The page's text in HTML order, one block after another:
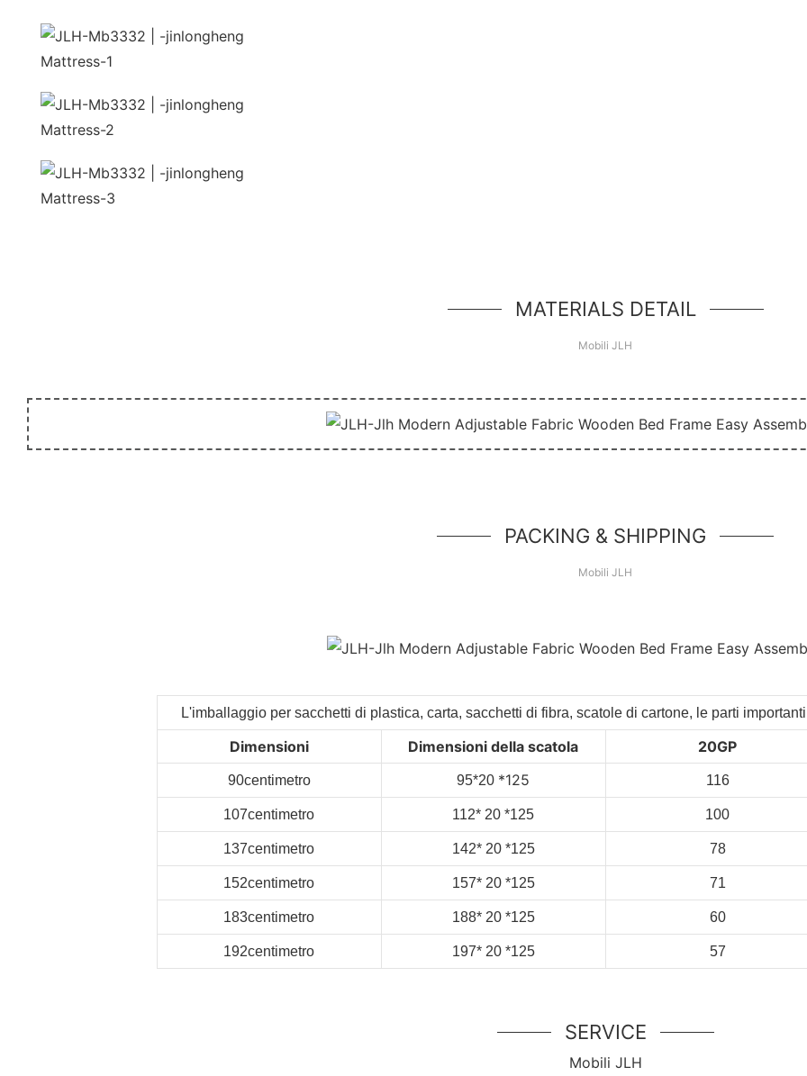
MATERIALS DETAIL
Mobili JLH
PACKING & SHIPPING
Mobili JLH
L'imballaggio per sacchetti di plastica, carta, sacchetti di fibra, scatole di cartone, le parti
Dimensioni Dimensioni della scatola 20GP
90centimetro 95*20 *125 116
107centimetro 112* 20 *125 100
137centimetro 142* 20 *125 78
152centimetro 157* 20 *125 71
183centimetro 188* 20 *125 60
192centimetro 197* 20 *125 57
SERVICE
Mobili JLH